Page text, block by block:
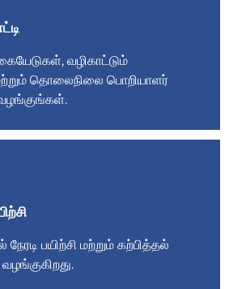
வழிகாட்டும்
தொலைநிலை பொறியாளர்
பயிற்சி மற்றும் கற்பித்தல்